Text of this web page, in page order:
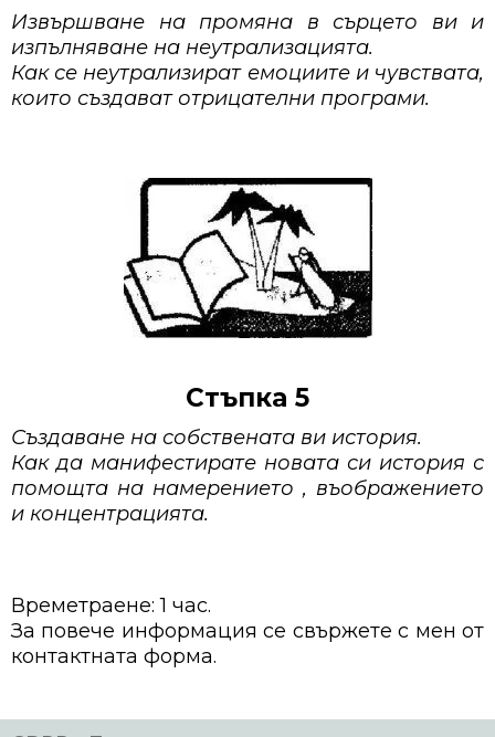
Извършване на промяна в сърцето ви и
изпълняване на неутрализацията.
Как се неутрализират емоциите и чувствата,
които създават отрицателни програми.
Стъпка 5
Създаване на собствената ви история.
Как да манифестирате новата си история с
помощта на намерението , въображението
и концентрацията.
Времетраене: 1 час.
За повече информация се свържете с мен от
контактната форма.